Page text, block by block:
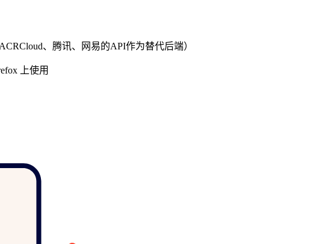
、腾讯、网易的API作为替代后端）
上使用